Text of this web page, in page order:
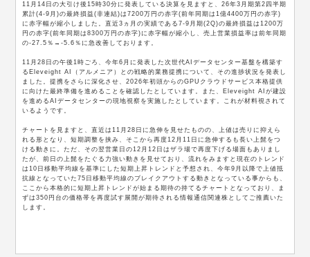
11月14日の大引け後15時30分に発表している決算を見ますと、26年3月期第2四半期
累計(4-9月)の最終損益(非連結)は7200万円の赤字(前年同期は1億4400万円の赤字)
に赤字幅が縮小しました。直近3ヵ月の実績である7-9月期(2Q)の最終損益は1200万
円の赤字(前年同期は8300万円の赤字)に赤字幅が縮小し、売上営業損益率は前年同期
の-27.5％→-5.6％に急改善しております。
11月28日の午後1時ごろ、今年6月に発表した次世代AIデータセンター基盤を構築す
るEleveight AI（アルメニア）との戦略的業務提携について、その進捗状況を発表し
ました。提携をさらに深化させ、2026年初頭からのGPUクラウドサービス本格提供
に向けた最終準備を進めることを確認したとしています。また、Eleveight AIが建設
を進めるAIデータセンターの現地視察を実施したとしています。これが材料視されて
いるようです。
チャートを見ますと、直近は11月28日に急伸を見せたものの、上値は売りに抑えら
れる形となり、短期調整を挟み、そこから再度12月11日に急伸するも長い上髭をつ
ける動きに。ただ、その翌営業日の12月12日はザラ場で再度下げる場面もありまし
たが、前日の上髭をたぐる力強い動きを見せており、流れをみますと現在のトレンド
は10日移動平均線を基準にした短期上昇トレンドと予想され、今年9月以降で上値抵
抗線となっていた75日移動平均線のブレイクアウトする動きとなっている事からも、
ここから本格的に短期上昇トレンドが始まる期待の持てるチャートとなっており、ま
ずは350円台の価格帯を再度試す展開が期待される情報通信関連株としてご推薦いた
します。